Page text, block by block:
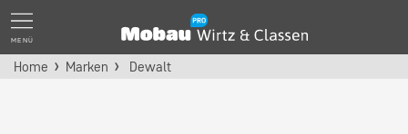
MENÜ
Home Marken Dewalt